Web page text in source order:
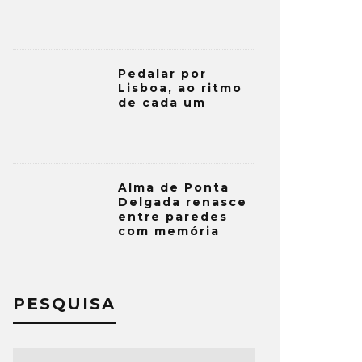
Pedalar por
Lisboa, ao ritmo
de cada um
Alma de Ponta
Delgada renasce
entre paredes
com memória
PESQUISA